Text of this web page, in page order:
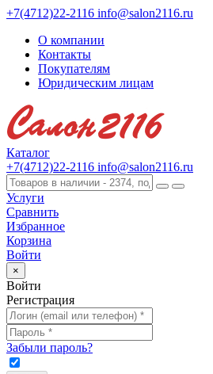
+7(4712)22-2116 info@salon2116.ru
О компании
Контакты
Покупателям
Юридическим лицам
Каталог
+7(4712)22-2116 info@salon2116.ru
Услуги
Сравнить
Избранное
Корзина
Войти
×
Войти
Регистрация
Забыли пароль?